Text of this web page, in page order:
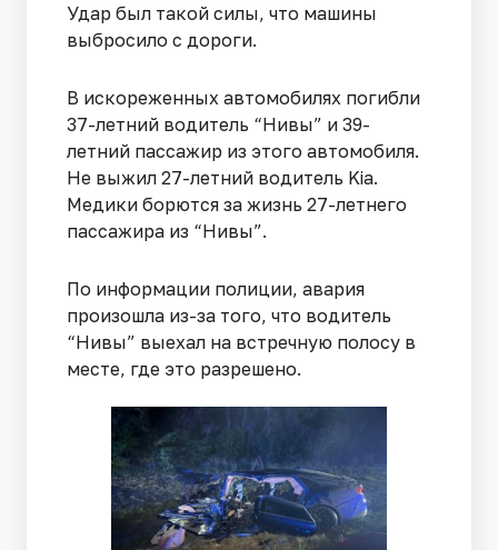
Удар был такой силы, что машины
выбросило с дороги.
В искореженных автомобилях погибли
37-летний водитель “Нивы” и 39-
летний пассажир из этого автомобиля.
Не выжил 27-летний водитель Kia.
Медики борются за жизнь 27-летнего
пассажира из “Нивы”.
По информации полиции, авария
произошла из-за того, что водитель
“Нивы” выехал на встречную полосу в
месте, где это разрешено.